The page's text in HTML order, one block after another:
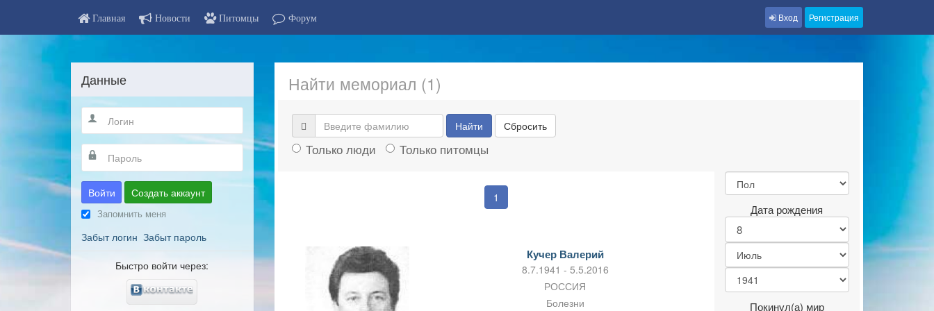
Главная Новости Питомцы Форум Вход Регистрация
Найти мемориал (1)
Найти Сбросить
Только люди Только питомцы
1
Кучер Валерий
8.7.1941 - 5.5.2016
РОССИЯ
Болезни
Дата рождения
Покинул(а) мир
Данные
Войти Создать аккаунт
Запомнить меня
Забыт логин Забыт пароль
Быстро войти через: